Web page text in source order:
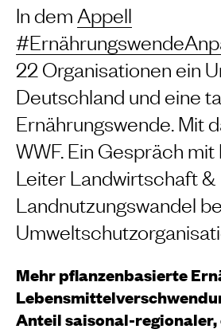
In dem Appell
22 Organisationen ein
Deutschland und eine
Ernährungswende. Mit
WWF. Ein Gespräch
Leiter Landwirtschaft &
Landnutzungswandel
Mehr pflanzenbasierte
Anteil saisonal-